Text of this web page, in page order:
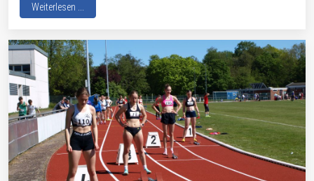
Weiterlesen ...